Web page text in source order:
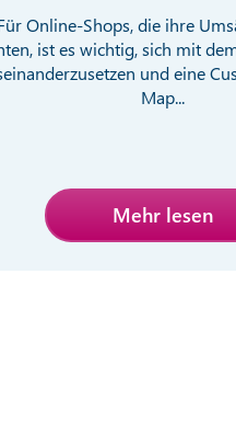
Online-Shops, die ihre
ist es wichtig, sich mit
und eine
Map...
Mehr lesen